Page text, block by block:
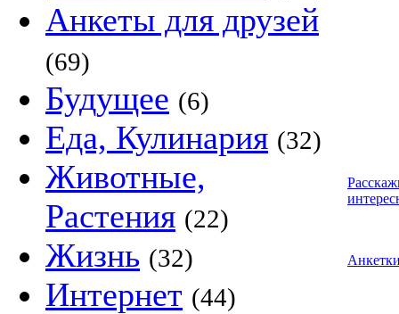
Анкеты для друзей
(69)
Будущее (6)
Еда, Кулинария (32)
Животные,
Растения (22)
Жизнь (32)
Интернет (44)